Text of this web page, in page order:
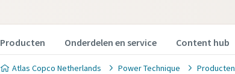
Producten Onderdelen en service Content hub
Atlas Copco Netherlands Power Technique Producten